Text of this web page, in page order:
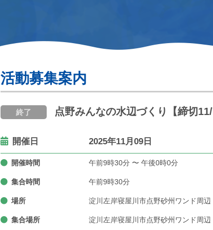
活動募集案内
終了 点野みんなの水辺づくり【締切
開催日 2025年11月09日
開催時間 午前9時30分 〜 午後0時0分
集合時間 午前9時30分
場所 淀川左岸寝屋川市点野砂州ワンド周辺
集合場所 淀川左岸寝屋川市点野砂州ワンド周辺